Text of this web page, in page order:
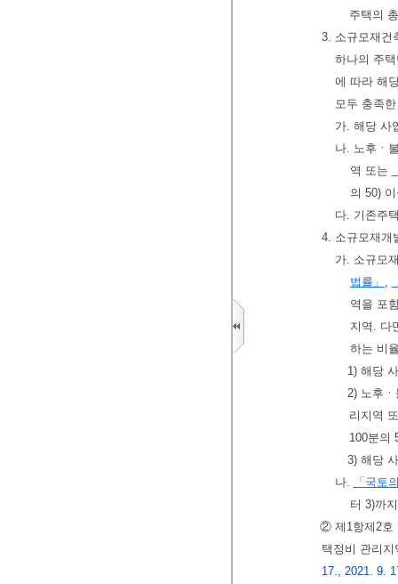
주택의
3. 소규모재건
하나의 주
에 따라 해
모두 충족
가. 해당 사
나. 노후ㆍ
역 또는
의 50)
다. 기존주
4. 소규모재개
가. 소규모
법률」 ,
역을 포
지역. 다
하는 비
1) 해당
2) 노후
리지역
100분의
3) 해당
나.
「국토
터 3)까
② 제1항제2호
택정비 관리
17., 2021. 9.